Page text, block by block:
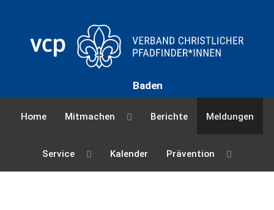
Baden
Home Mitmachen Berichte Meldungen
Service Kalender Prävention